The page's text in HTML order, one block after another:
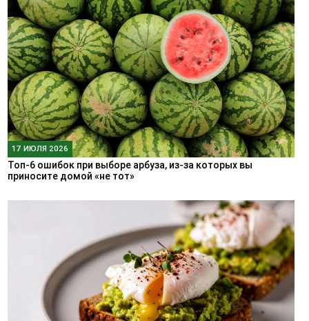
17 ИЮЛЯ 2026
Топ-6 ошибок при выборе арбуза, из-за которых вы
приносите домой «не тот»